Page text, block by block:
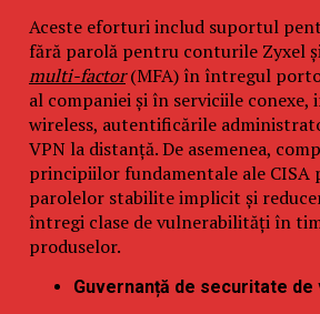
Aceste eforturi includ suportul
fără parolă pentru conturile Zyxel
multi-factor(MFA) în întregul
al companiei și în serviciile conexe,
wireless, autentificările
VPN la distanță. De asemenea,
principiilor fundamentale ale CISA
parolelor stabilite implicit și
întregi clase de vulnerabilități în
produselor.
Guvernanță de securitate